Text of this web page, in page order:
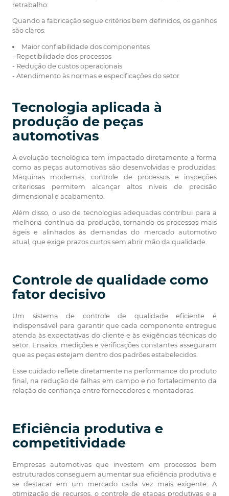
retrabalho.
Quando a fabricação segue critérios bem definidos, os ganhos
são claros:
Maior confiabilidade dos componentes
- Repetibilidade dos processos
- Redução de custos operacionais
- Atendimento às normas e especificações do setor
Tecnologia aplicada à
produção de peças
automotivas
A evolução tecnológica tem impactado diretamente a forma
como as peças automotivas são desenvolvidas e produzidas.
Máquinas modernas, controle de processos e inspeções
criteriosas permitem alcançar altos níveis de precisão
dimensional e acabamento.
Além disso, o uso de tecnologias adequadas contribui para a
melhoria contínua da produção, tornando os processos mais
ágeis e alinhados às demandas do mercado automotivo
atual, que exige prazos curtos sem abrir mão da qualidade.
Controle de qualidade como
fator decisivo
Um sistema de controle de qualidade eficiente é
indispensável para garantir que cada componente entregue
atenda às expectativas do cliente e às exigências técnicas do
setor. Ensaios, medições e verificações constantes asseguram
que as peças estejam dentro dos padrões estabelecidos.
Esse cuidado reflete diretamente na performance do produto
final, na redução de falhas em campo e no fortalecimento da
relação de confiança entre fornecedores e montadoras.
Eficiência produtiva e
competitividade
Empresas automotivas que investem em processos bem
estruturados conseguem aumentar sua eficiência produtiva e
se destacar em um mercado cada vez mais exigente. A
otimização de recursos, o controle de etapas produtivas e a